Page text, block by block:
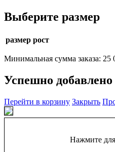
Выберите размер
размер рост
Минимальная сумма заказа: 25
Успешно добавлено
Перейти в корзину Закрыть
Нажмите